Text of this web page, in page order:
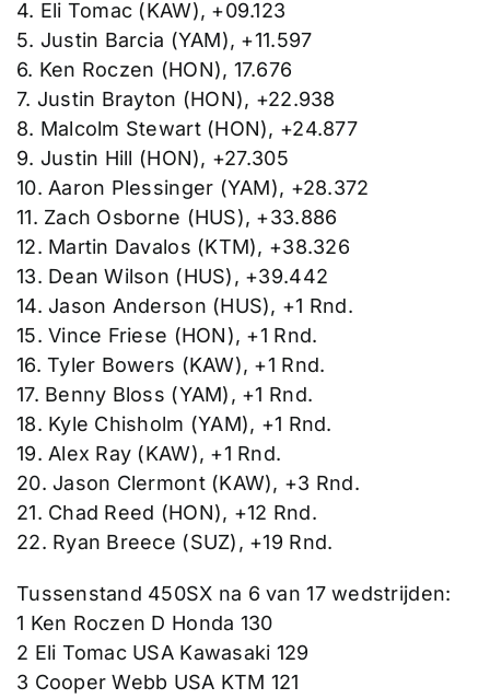
4. Eli Tomac (KAW), +09.123
5. Justin Barcia (YAM), +11.597
6. Ken Roczen (HON), 17.676
7. Justin Brayton (HON), +22.938
8. Malcolm Stewart (HON), +24.877
9. Justin Hill (HON), +27.305
10. Aaron Plessinger (YAM), +28.372
11. Zach Osborne (HUS), +33.886
12. Martin Davalos (KTM), +38.326
13. Dean Wilson (HUS), +39.442
14. Jason Anderson (HUS), +1 Rnd.
15. Vince Friese (HON), +1 Rnd.
16. Tyler Bowers (KAW), +1 Rnd.
17. Benny Bloss (YAM), +1 Rnd.
18. Kyle Chisholm (YAM), +1 Rnd.
19. Alex Ray (KAW), +1 Rnd.
20. Jason Clermont (KAW), +3 Rnd.
21. Chad Reed (HON), +12 Rnd.
22. Ryan Breece (SUZ), +19 Rnd.
Tussenstand 450SX na 6 van 17 wedstrijden:
1 Ken Roczen D Honda 130
2 Eli Tomac USA Kawasaki 129
3 Cooper Webb USA KTM 121